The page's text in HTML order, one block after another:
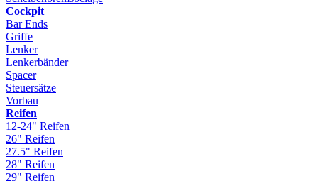
Cockpit
Bar Ends
Griffe
Lenker
Lenkerbänder
Spacer
Steuersätze
Vorbau
Reifen
12-24" Reifen
26" Reifen
27.5" Reifen
28" Reifen
29" Reifen